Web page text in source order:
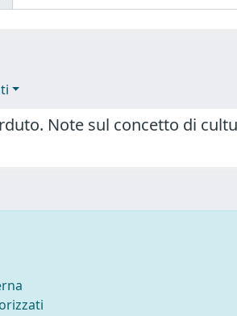
Note sul concetto di